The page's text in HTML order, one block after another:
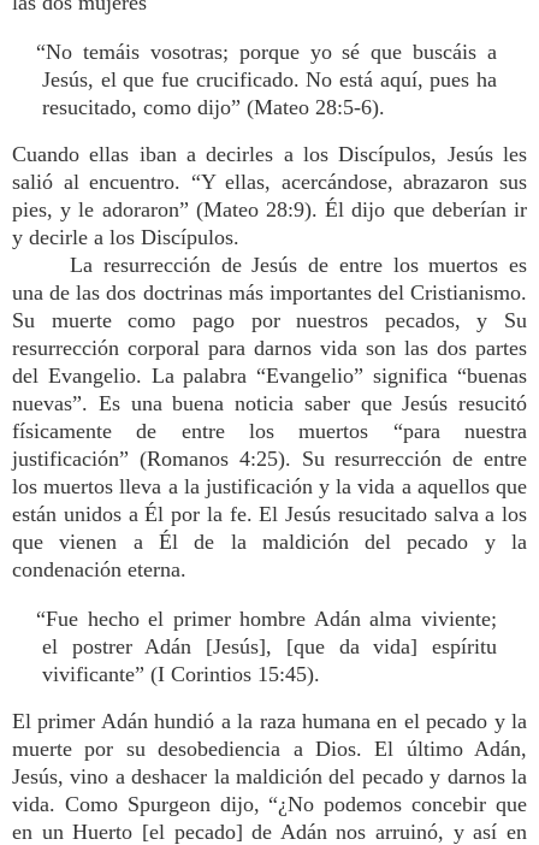
“No temáis vosotras; porque yo sé que buscáis a
Jesús, el que fue crucificado. No está aquí, pues ha
resucitado, como dijo” (Mateo 28:5-6).
Cuando ellas iban a decirles a los Discípulos, Jesús les
salió al encuentro. “Y ellas, acercándose, abrazaron sus
pies, y le adoraron” (Mateo 28:9). Él dijo que deberían ir
y decirle a los Discípulos.
La resurrección de Jesús de entre los muertos es
una de las dos doctrinas más importantes del Cristianismo.
Su muerte como pago por nuestros pecados, y Su
resurrección corporal para darnos vida son las dos partes
del Evangelio. La palabra “Evangelio” significa “buenas
nuevas”. Es una buena noticia saber que Jesús resucitó
físicamente de entre los muertos “para nuestra
justificación” (Romanos 4:25). Su resurrección de entre
los muertos lleva a la justificación y la vida a aquellos que
están unidos a Él por la fe. El Jesús resucitado salva a los
que vienen a Él de la maldición del pecado y la
condenación eterna.
“Fue hecho el primer hombre Adán alma viviente;
el postrer Adán [Jesús], [que da vida] espíritu
vivificante” (I Corintios 15:45).
El primer Adán hundió a la raza humana en el pecado y la
muerte por su desobediencia a Dios. El último Adán,
Jesús, vino a deshacer la maldición del pecado y darnos la
vida. Como Spurgeon dijo, “¿No podemos concebir que
en un Huerto [el pecado] de Adán nos arruinó, y así en